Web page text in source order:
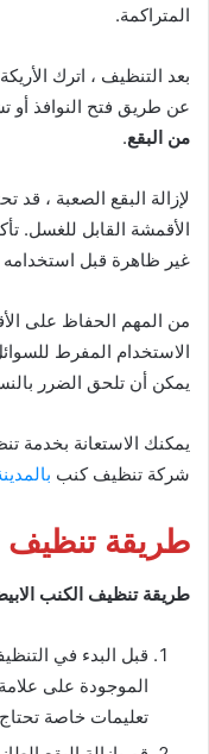
المتراكمة.
بعد التنظيف ، اترك
عن طريق فتح النوافذ أو
من البقع.
لإزالة البقع الصعبة ،
الأقمشة القابل للغسل.
غير ظاهرة قبل استخدامه
من المهم الحفاظ على
الاستخدام المفرط
يمكن أن تلحق الضرر
يمكنك الاستعانة بخدمة
شركة تنظيف كنب
طريقة تنظيف
طريقة تنظيف الكنب
قبل البدء في
الموجودة على
تعليمات خاصة تحتاج